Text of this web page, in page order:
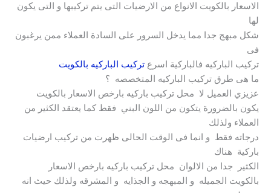
الاسعار بالكويت الانواع من الارضيات التى يتم تركيبها و التى يكون
لها
شكل مبهج جدا مما يدخل السرور على السادة العملاء ممن يرغبون
فى
تركيب الباركيه فالباركية اسرع تركيب الباركيه بالكويت
ما هى طرق تركيب الباركيه المتخصصه ؟
عزيزي العميل لا محل تركيب باركيه بارخص الاسعار بالكويت
يكون بالضرورة يتكون من اللون البني فقط كما يعتقد الكثير من
العملاء ولذلك
درجاته فقط و انما فى الوقت الحالى ظهرت من تركيب ارضيات
باركية هناك
الكثير جدا من الالوان محل تركيب باركيه بارخص الاسعار
بالكويت الجميله و المبهجه و الجذايه و المشرقه ولذلك حيث انه